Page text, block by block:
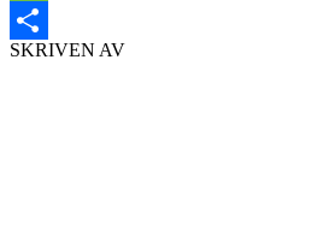
Message
Dela
SKRIVEN AV